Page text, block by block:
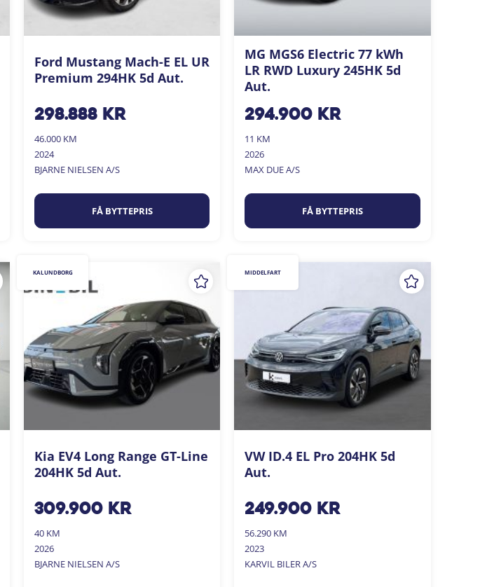
Ford Mustang Mach-E EL UR
Premium 294HK 5d Aut.
298.888 kr
46.000 KM
2024
BJARNE NIELSEN A/S
FÅ BYTTEPRIS
MG MGS6 Electric 77 kWh
LR RWD Luxury 245HK 5d
Aut.
294.900 kr
11 KM
2026
MAX DUE A/S
FÅ BYTTEPRIS
Kia EV4 Long Range GT-Line
204HK 5d Aut.
309.900 kr
40 KM
2026
BJARNE NIELSEN A/S
KALUNDBORG
VW ID.4 EL Pro 204HK 5d
Aut.
249.900 kr
56.290 KM
2023
KARVIL BILER A/S
MIDDELFART